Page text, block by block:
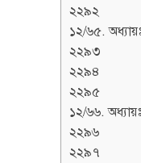
২২৯২
১২/৬৫.
২২৯৩
২২৯৪
২২৯৫
১২/৬৬. অধ্যায়ঃ
২২৯৬
২২৯৭